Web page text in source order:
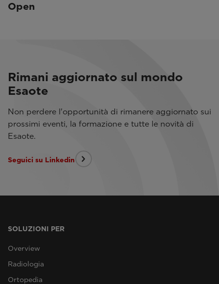
Open
Rimani aggiornato sul mondo
Esaote
Non perdere l'opportunità di rimanere aggiornato sui
prossimi eventi, la formazione e tutte le novità di
Esaote.
Seguici su Linkedin
SOLUZIONI PER
Overview
Radiologia
Ortopedia